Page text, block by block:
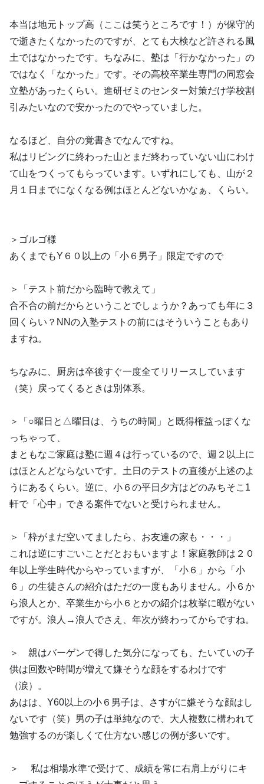
本当は地元トップ高（ここは笑うところです！）が保守的
で逝きたくなかったのですが、とても大検など許される風
土ではなかったです。ちなみに、塾は「行かなかった」の
ではなく「なかった」です。その高校卒業生専門の同窓会
立塾があったくらい。進研ゼミのセンター対策だけ学校割
引みたいなので安かったのでやっていました。
なるほど、自分の覚書きでなんですね。
私はリビングに終わった山とまだ終わっていない山にわけ
て山をつくってもらっています。いずれにしても、山が２
月１日までになくなる例はほとんどないかなぁ、くらい。
＞ゴルゴ様
あくまでもY６０以上の「小６男子」限定ですので
＞「テスト前だから臨時で教えて」
合不合の前だからということでしょうか？あっても年に３
回くらい？NNの入塾テストの前にはそういうこともあり
ますね。
ちなみに、厨房は卒後すぐ一度全てリリースしています
（笑）戻ってくるときは別体系。
＞「○曜日と△曜日は、うちの時間」と既得権益っぽくな
っちゃって、
まともなご家庭は塾に週４は行っているので、週２以上に
はほとんどならないです。土日のテストの直後が上述のよ
うにあるくらい。逆に、小６の平日夕方はどのみちそこ1
軒で「心中」できる案件でないと受けられません。
＞「枠がまだ空いてましたら、お友達の家も・・・」
これは逆にすごいことだとおもいますよ！家庭教師は２０
年以上学生時代からやっていますが、「小６」から「小
６」の生徒さんの紹介はただの一度もありません。小６か
ら浪人とか、卒業生から小６とかの紹介は枚挙に暇がない
ですが。浪人→浪人でさえ、年次が終わってからですね。
＞ 親はバーゲンで得した気分になっても、たいていの子
供は回数や時間が増えて嫌そうな顔をするわけです
（涙）。
あはは、Y60以上の小６男子は、さすがに嫌そうな顔はし
ないです（笑）男の子は単純なので、大人複数に構われて
勉強するのが楽しくて仕方ない感じの例が多いです。
＞ 私は相場水準で受けて、成績を常に右肩上がりにキ